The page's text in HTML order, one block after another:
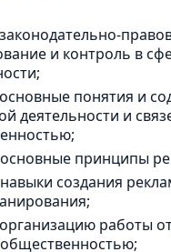
и контроль в
понятия и
деятельности и
принципы
создания
работы
общественностью;